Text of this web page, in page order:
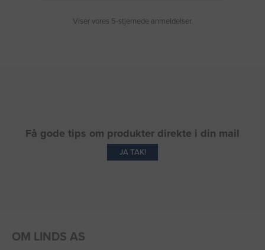
Viser vores 5-stjernede anmeldelser.
Få gode tips om produkter direkte i din mail
JA TAK!
OM LINDS AS